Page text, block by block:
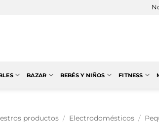
BAZAR BEBÉS Y NIÑOS FITNESS
productos / Electrodomésticos /